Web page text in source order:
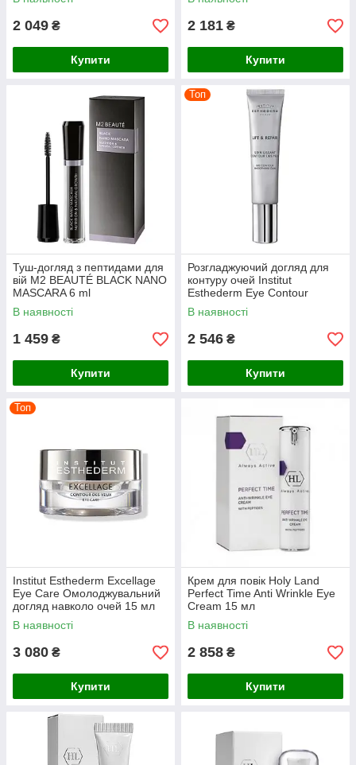
2 049 ₴
Купити
2 181 ₴
Купити
Туш-догляд з пептидами для
вій M2 BEAUTÉ BLACK NANO
MASCARA 6 ml
В наявності
1 459 ₴
Купити
Топ
Розгладжуючий догляд для
контуру очей Institut
Esthederm Eye Contour
Smoothing Cream Lift&Repair
В наявності
2 546 ₴
Купити
Топ
Institut Esthederm Excellage
Eye Care Омолоджувальний
догляд навколо очей 15 мл
В наявності
3 080 ₴
Купити
Крем для повік Holy Land
Perfect Time Anti Wrinkle Eye
Cream 15 мл
В наявності
2 858 ₴
Купити